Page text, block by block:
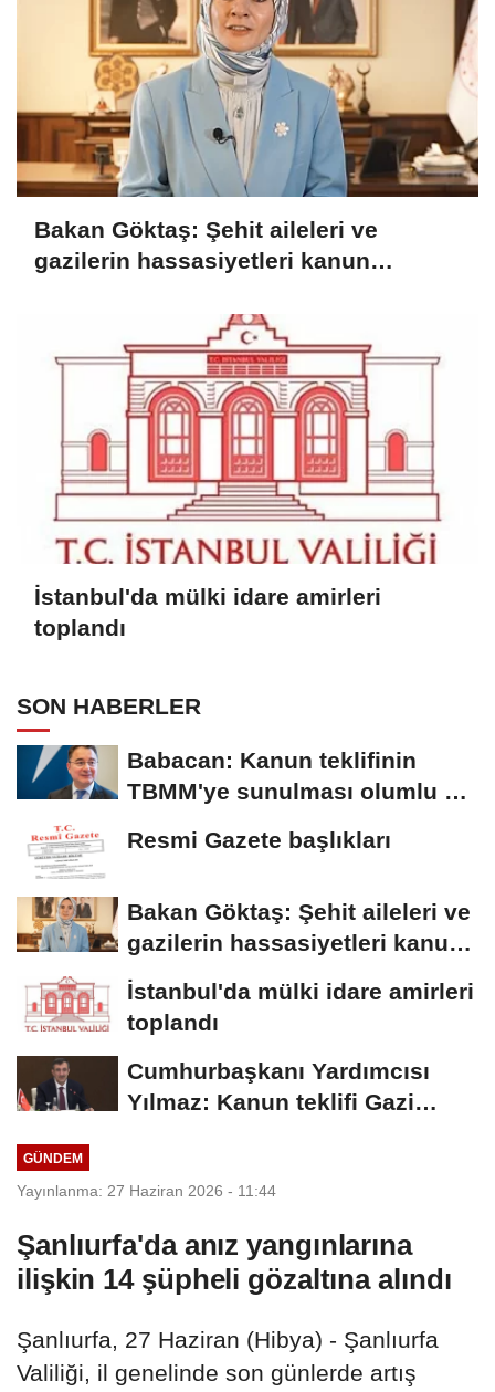
Bakan Göktaş: Şehit aileleri ve
gazilerin hassasiyetleri kanun
İstanbul'da mülki idare amirleri
toplandı
SON HABERLER
Babacan: Kanun teklifinin
TBMM'ye sunulması olumlu bir
Resmi Gazete başlıkları
Bakan Göktaş: Şehit aileleri ve
gazilerin hassasiyetleri kanun
teklifinde...
İstanbul'da mülki idare amirleri
toplandı
Cumhurbaşkanı Yardımcısı
Yılmaz: Kanun teklifi Gazi
GÜNDEM
Yayınlanma: 27 Haziran 2026 - 11:44
Şanlıurfa'da anız yangınlarına
ilişkin 14 şüpheli gözaltına alındı
Şanlıurfa, 27 Haziran (Hibya) - Şanlıurfa
Valiliği, il genelinde son günlerde artış